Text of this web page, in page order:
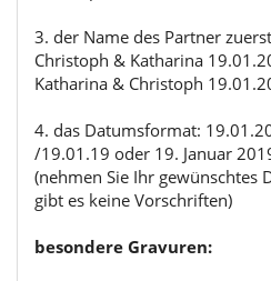
3. der Name des Partner
Christoph & Katharina
Katharina & Christoph
4. das Datumsformat:
/19.01.19 oder 19. Januar
(nehmen Sie Ihr gewünschtes
gibt es keine Vorschriften)
besondere Gravuren: